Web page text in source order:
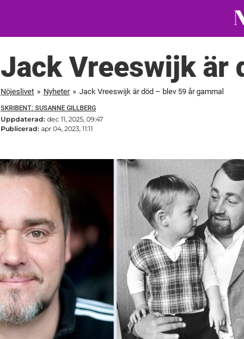
Jack Vreeswijk är
Nöjeslivet » Nyheter » Jack Vreeswijk är död – blev 59 år gammal
SKRIBENT: SUSANNE GILLBERG
Uppdaterad: dec 11, 2025, 09:47
Publicerad: apr 04, 2023, 11:11